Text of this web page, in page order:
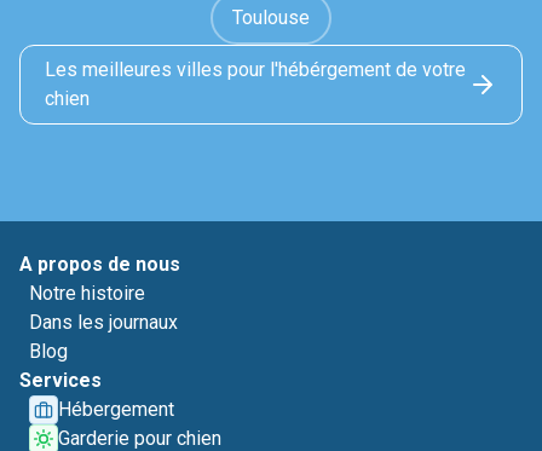
Toulouse
Les meilleures villes pour l'hébérgement de votre
chien
A propos de nous
Notre histoire
Dans les journaux
Blog
Services
Hébergement
Garderie pour chien